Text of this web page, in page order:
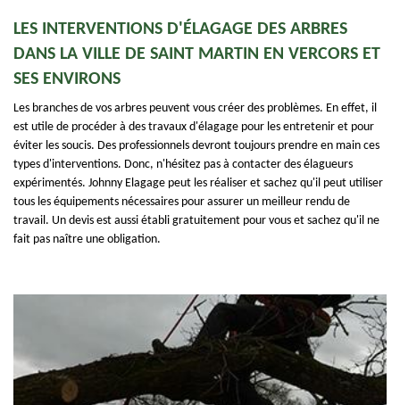
LES INTERVENTIONS D'ÉLAGAGE DES ARBRES
DANS LA VILLE DE SAINT MARTIN EN VERCORS ET
SES ENVIRONS
Les branches de vos arbres peuvent vous créer des problèmes. En effet, il
est utile de procéder à des travaux d'élagage pour les entretenir et pour
éviter les soucis. Des professionnels devront toujours prendre en main ces
types d'interventions. Donc, n'hésitez pas à contacter des élagueurs
expérimentés. Johnny Elagage peut les réaliser et sachez qu'il peut utiliser
tous les équipements nécessaires pour assurer un meilleur rendu de
travail. Un devis est aussi établi gratuitement pour vous et sachez qu'il ne
fait pas naître une obligation.